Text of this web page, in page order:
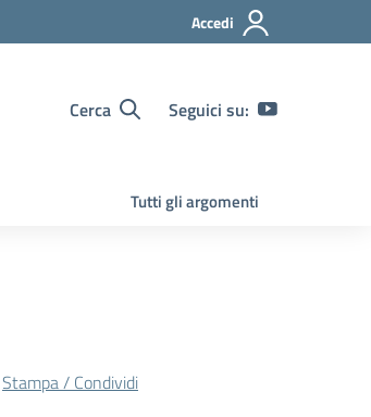
Accedi
Cerca Seguici su:
Tutti gli argomenti
Stampa / Condividi